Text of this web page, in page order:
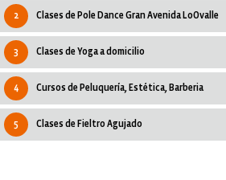
2 Clases de Pole Dance Gran Avenida LoOvalle
3 Clases de Yoga a domicilio
4 Cursos de Peluquería, Estética, Barberia
5 Clases de Fieltro Agujado